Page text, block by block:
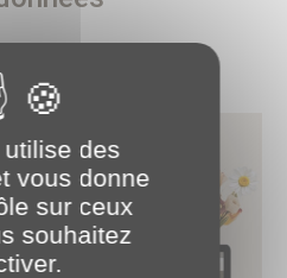
des
vous donne
sur ceux
souhaitez